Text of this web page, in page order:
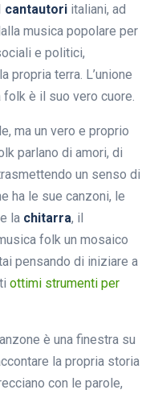
cantautori italiani, ad
musica popolare per
e politici,
propria terra. L’unione
è il suo vero cuore.
ma un vero e proprio
parlano di amori, di
un senso di
ha le sue canzoni, le
la chitarra, il
folk un mosaico
pensando di iniziare a
ottimi strumenti per
è una finestra su
la propria storia
con le parole,